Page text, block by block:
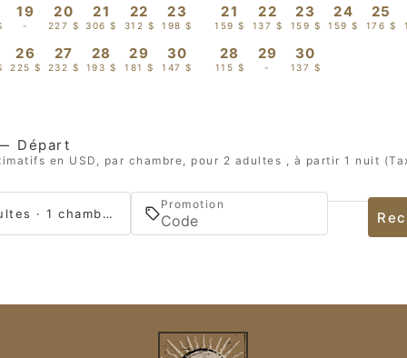
19
-
20
227 $
21
306 $
22
312 $
23
198 $
26
225 $
27
232 $
28
193 $
29
181 $
30
147 $
21
159 $
22
137 $
23
159 $
24
159 $
25
176 $
28
115 $
29
-
30
137 $
Départ
en USD, par chambre, pour 2 adultes , à partir 1 nuit
2 adultes · 1 chambre
Promotion